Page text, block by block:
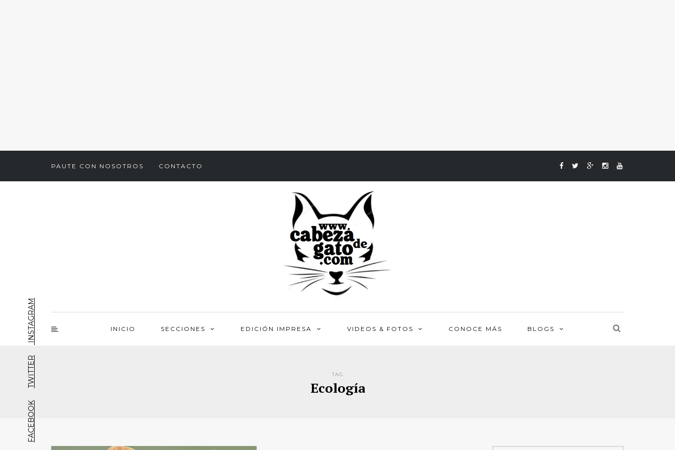
FACEBOOK
TWITTER
INSTAGRAM
PAUTE CON NOSOTROS CONTACTO
INICIO SECCIONES EDICIÓN IMPRESA VIDEOS & FOTOS CONOCE MÁS BLOGS
TAG
Ecología